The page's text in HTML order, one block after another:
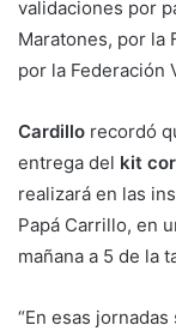
validaciones por
Maratones, por la
por la Federación
Cardillo recordó
entrega del kit
realizará en las
Papá Carrillo, en
mañana a 5 de la
“En esas